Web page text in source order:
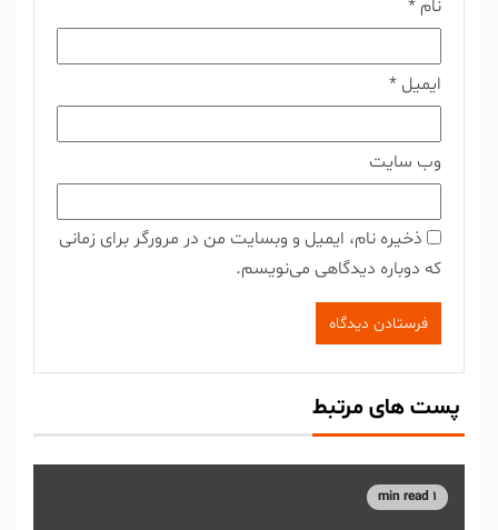
نام *
ایمیل *
وب‌ سایت
ذخیره نام، ایمیل و وبسایت من در مرورگر برای زمانی
که دوباره دیدگاهی می‌نویسم.
پست های مرتبط
1 min read